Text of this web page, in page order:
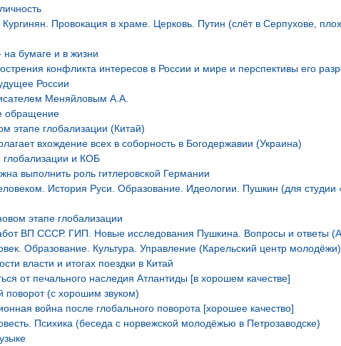
Провокация в храме. Церковь. Путин (слёт в Серпухове,
бумаге и в жизни
конфликта интересов в России и мире и перспективы его
России
Меняйловым А.А.
обращение
этапе глобализации (Китай)
вхождение всех в соборность в Богодержавии (Украина)
и КОБ
выполнить роль гитлеровской Германии
История Руси. Образование. Идеологии. Пушкин (для студии
этапе глобализации
ВП СССР. ГИП. Новые исследования Пушкина. Вопросы и ответы
Образование. Культура. Управление (Карельский центр молодёжи)
власти и итогах поездки в Китай
от печального наследия Атлантиды [в хорошем качестве]
(с хорошим звуком)
война после глобального поворота [хорошее качество]
Психика (беседа с норвежской молодёжью в Петрозаводске)